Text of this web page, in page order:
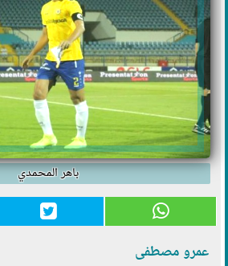
باهر المحمدي
عمرو مصطفى